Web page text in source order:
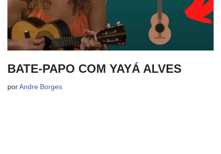
BATE-PAPO COM YAYÁ ALVES
por Andre Borges